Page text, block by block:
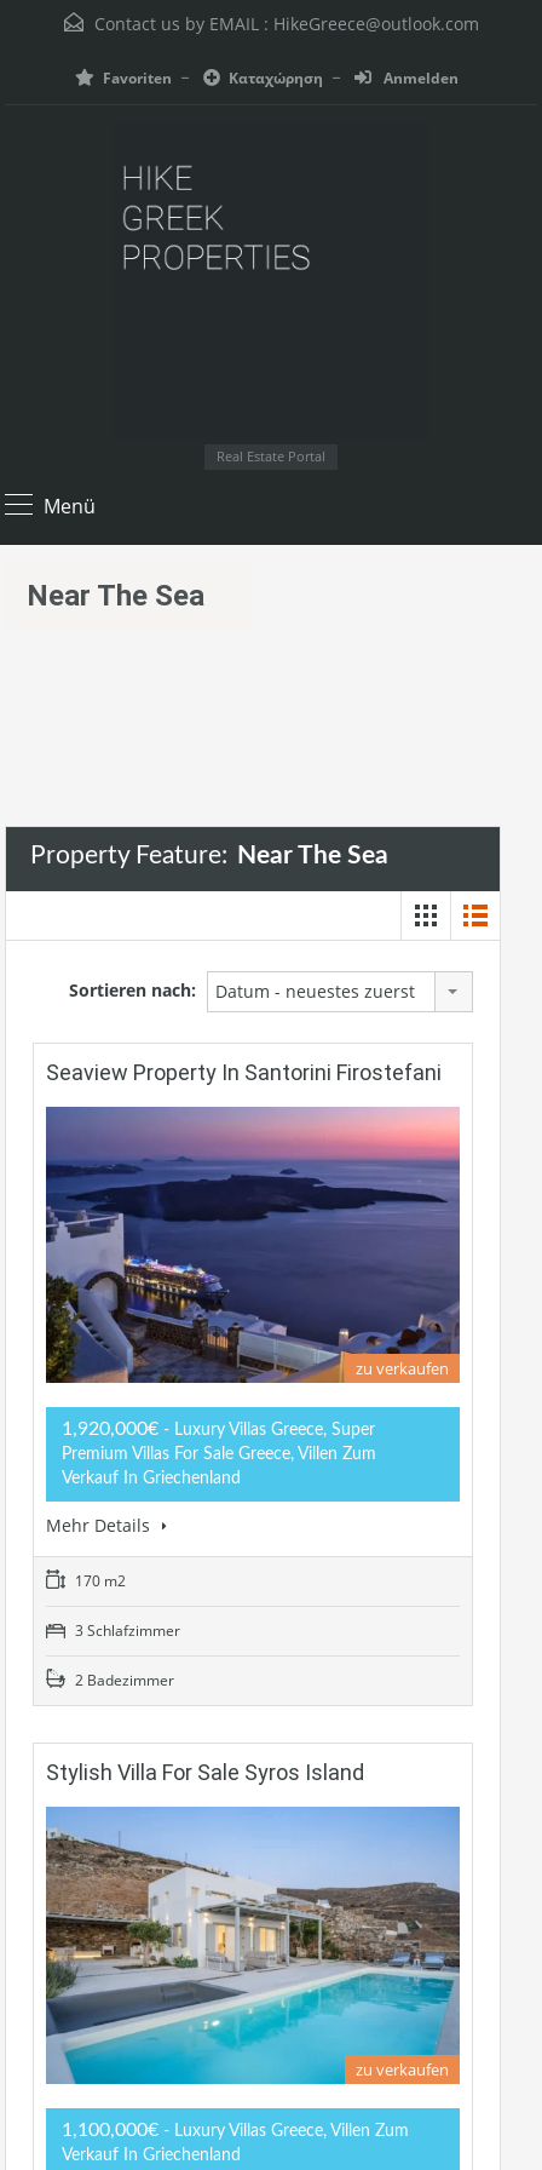
Contact us by EMAIL : HikeGreece@outlook.com
Favoriten Καταχώρηση Anmelden
Real Estate Portal
Menü
Near The Sea
Property Feature: Near The Sea
Sortieren nach: Datum - neuestes zuerst
Seaview Property In Santorini Firostefani
zu verkaufen
1,920,000€ - Luxury Villas Greece, Super
Premium Villas For Sale Greece, Villen Zum
Verkauf In Griechenland
Mehr Details
170 m2
3 Schlafzimmer
2 Badezimmer
Stylish Villa For Sale Syros Island
zu verkaufen
1,100,000€ - Luxury Villas Greece, Villen Zum
Verkauf In Griechenland